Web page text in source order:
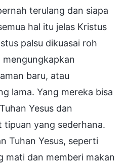
terulang dan siapa
hal itu jelas Kristus
palsu dikuasai roh
mengungkapkan
baru, atau
lama. Yang mereka bisa
Yesus dan
tipuan yang sederhana.
Tuhan Yesus, seperti
mati dan memberi makan